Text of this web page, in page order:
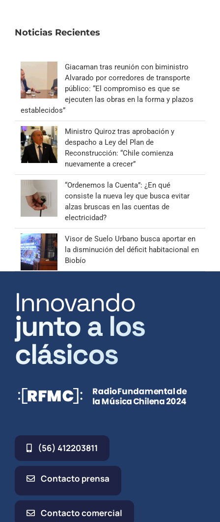
Noticias Recientes
Giacaman tras reunión con biministro
Alvarado por corredores de transporte
público: “El compromiso es que se
ejecuten las obras en la forma y plazos
establecidos”
Ministro Quiroz tras aprobación y
despacho a Ley del Plan de
Reconstrucción: “Chile comienza
nuevamente a crecer”
“Ordenemos la Cuenta”: ¿En qué
consiste la nueva ley que busca evitar
alzas bruscas en las cuentas de
electricidad?
Visor de Suelo Urbano busca aportar en
la disminución del déficit habitacional en
Biobío
Innovando
junto a los
clásicos
(56) 412203811
Contacto prensa
Contacto comercial